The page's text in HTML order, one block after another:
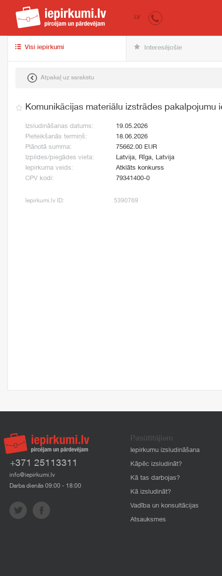
iepirkumi.lv
LV
Visi iepirkumi Interesējošie
Atpakaļ uz sarakstu
Komunikācijas materiālu izstrādes pakalpojumu
Izsludināšanas datums:
19.05.2026
Pieteikšanās termiņš:
18.06.2026
Plānotā summa:
75662.00 EUR
Izpildes/piegādes vieta:
Latvija, Rīga, Latvija
Iepirkuma veids:
Atklāts konkurss
CPV kodi:
79341400-0
Iepirkumi.lv ID: 5390769
+371 25113311
info@iepirkumi.lv
Darba dienās 09:00 - 18:00
Pasūtītājiem
Iepirkumu izsludināšana
Kāpēc izsludināt?
Kā tas darbojas?
Kā izsludināt?
Vadība un konsultācijas
Atsauksmes